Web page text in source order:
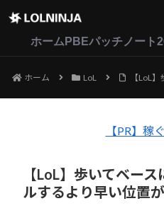
ホーム PBEパッチノート
ホーム LoL 【LoL】歩い
【PR】稼
【LoL】歩いてベー
ルするより早い位置